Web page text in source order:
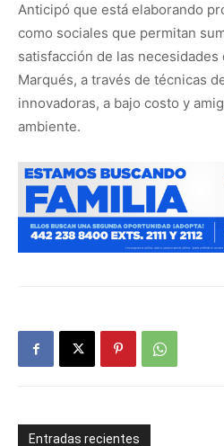
Anticipó que está elaborando
como sociales que permitan
satisfacción de las necesidades
Marqués, a través de técnicas
innovadoras, a bajo costo y
ambiente.
Entradas recientes